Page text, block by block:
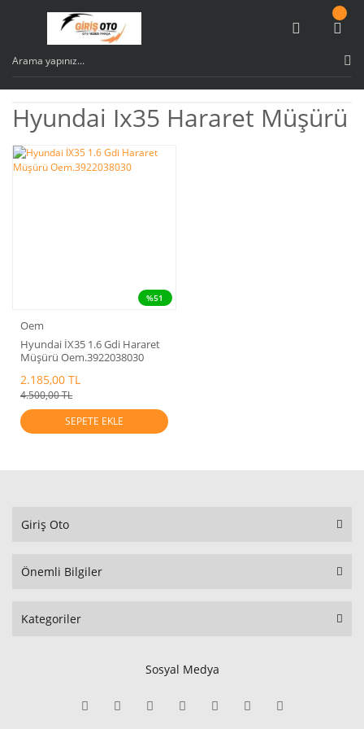
Hyundai Ix35 Hararet Müşürü
%51
Oem
Hyundai İX35 1.6 Gdi Hararet
Müşürü Oem.3922038030
2.185,00 TL
4.500,00 TL
SEPETE EKLE
Giriş Oto
Önemli Bilgiler
Kategoriler
Sosyal Medya